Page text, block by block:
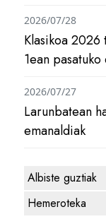
Klasikoa
1ean
2026/07/28
Larunbatean
emanaldiak
2026/07/27
Albiste guztiak
Hemeroteka